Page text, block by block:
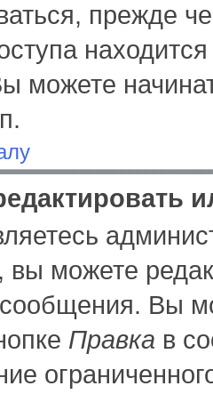
прежде
можете
можете
Вы
Правка в